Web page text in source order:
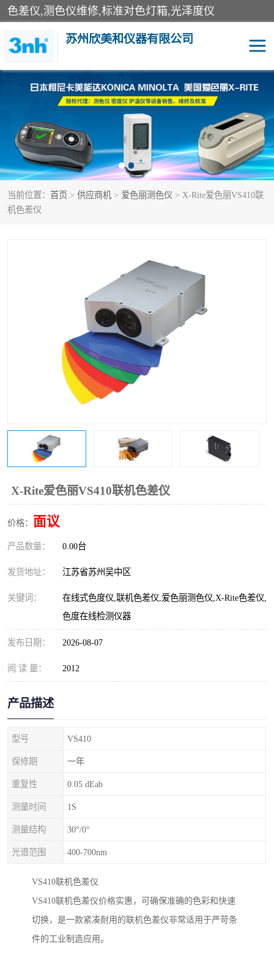
色差仪,测色仪维修,标准对色灯箱,光泽度仪
苏州欣美和仪器有限公司
当前位置： 首页 > 供应商机 > 爱色丽测色仪 > X-Rite爱色丽VS410联
机色差仪
X-Rite爱色丽VS410联机色差仪
价格： 面议
产品数量： 0.00台
发货地址： 江苏省苏州吴中区
关键词：
在线式色度仪,联机色差仪,爱色丽测色仪,X-Rite色差仪,
色度在线检测仪器
发布日期： 2026-08-07
阅 读 量： 2012
产品描述
型号 VS410
保修期 一年
重复性 0.05 dEab
测量时间 1S
测量结构 30°/0°
光谱范围 400-700nm
VS410联机色差仪
VS410联机色差仪价格实惠，可确保准确的色彩和快速
切换，是一款紧凑耐用的联机色差仪非常适用于严苛条
件的工业制造应用。
3nh色差仪 色差宝
分光色差仪 DOHO色差仪
美能达色差计 爱色丽测色仪
3nh分光测色仪 非接触式在线测色仪
图像测试卡
美能达色差仪维修
炉温仪维修 校色仪维修
行业色差仪
配色软件
印刷看样台
条码扫描仪维修